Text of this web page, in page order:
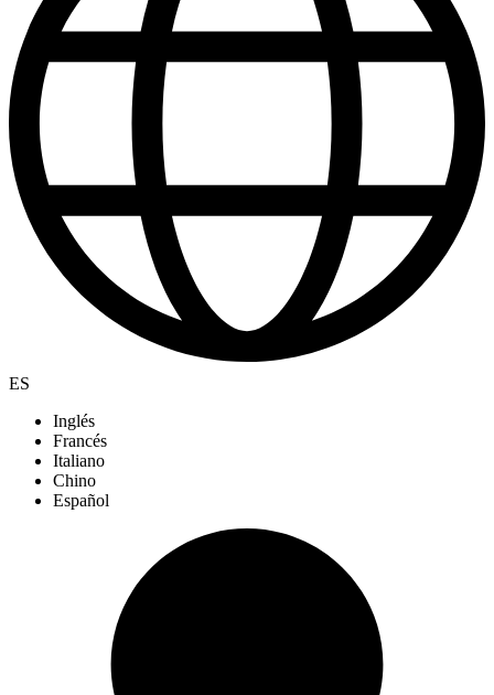
ES
Inglés
Francés
Italiano
Chino
Español